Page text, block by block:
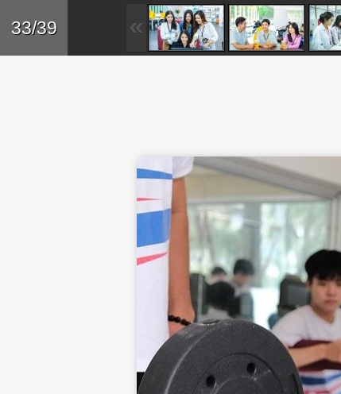
33/39 Trở lại